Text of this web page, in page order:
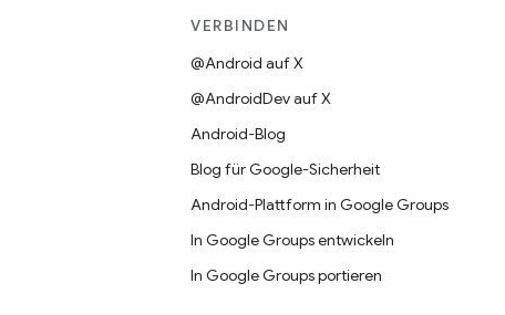
VERBINDEN
@Android auf X
@AndroidDev auf X
Android-Blog
Blog für Google-Sicherheit
Android-Plattform in Google Groups
In Google Groups entwickeln
In Google Groups portieren